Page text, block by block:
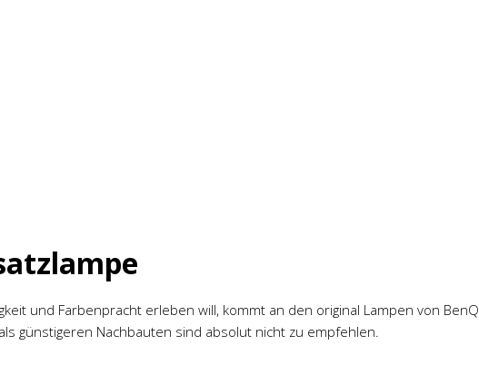
und Farbenpracht erleben will, kommt an den original Lampen von BenQ
günstigeren Nachbauten sind absolut nicht zu empfehlen.